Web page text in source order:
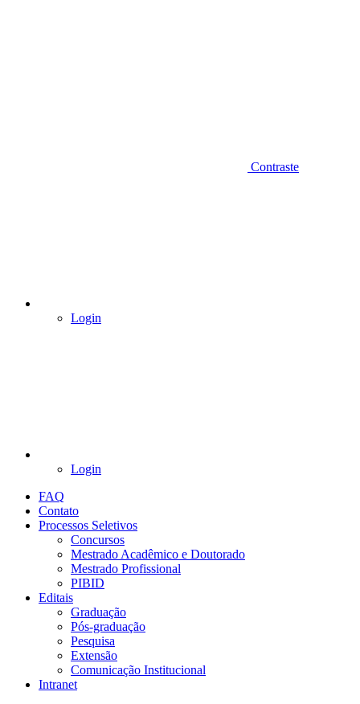
Contraste
Login
Login
FAQ
Contato
Processos Seletivos
Concursos
Mestrado Acadêmico e Doutorado
Mestrado Profissional
PIBID
Editais
Graduação
Pós-graduação
Pesquisa
Extensão
Comunicação Institucional
Intranet